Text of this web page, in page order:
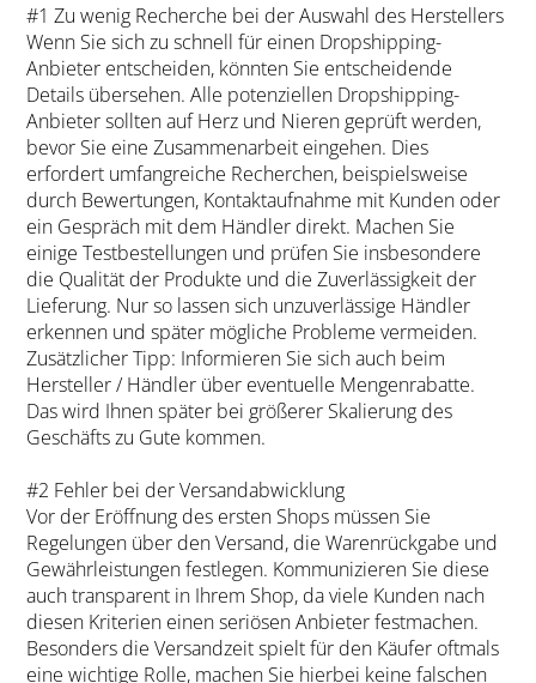
#1 Zu wenig Recherche bei der Auswahl des Herstellers
Wenn Sie sich zu schnell für einen Dropshipping-
Anbieter entscheiden, könnten Sie entscheidende
Details übersehen. Alle potenziellen Dropshipping-
Anbieter sollten auf Herz und Nieren geprüft werden,
bevor Sie eine Zusammenarbeit eingehen. Dies
erfordert umfangreiche Recherchen, beispielsweise
durch Bewertungen, Kontaktaufnahme mit Kunden oder
ein Gespräch mit dem Händler direkt. Machen Sie
einige Testbestellungen und prüfen Sie insbesondere
die Qualität der Produkte und die Zuverlässigkeit der
Lieferung. Nur so lassen sich unzuverlässige Händler
erkennen und später mögliche Probleme vermeiden.
Zusätzlicher Tipp: Informieren Sie sich auch beim
Hersteller / Händler über eventuelle Mengenrabatte.
Das wird Ihnen später bei größerer Skalierung des
Geschäfts zu Gute kommen.
#2 Fehler bei der Versandabwicklung
Vor der Eröffnung des ersten Shops müssen Sie
Regelungen über den Versand, die Warenrückgabe und
Gewährleistungen festlegen. Kommunizieren Sie diese
auch transparent in Ihrem Shop, da viele Kunden nach
diesen Kriterien einen seriösen Anbieter festmachen.
Besonders die Versandzeit spielt für den Käufer oftmals
eine wichtige Rolle, machen Sie hierbei keine falschen